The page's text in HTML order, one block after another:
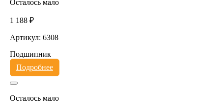
Осталось мало
1 188 ₽
Артикул: 6308
Подшипник
Подробнее
Осталось мало